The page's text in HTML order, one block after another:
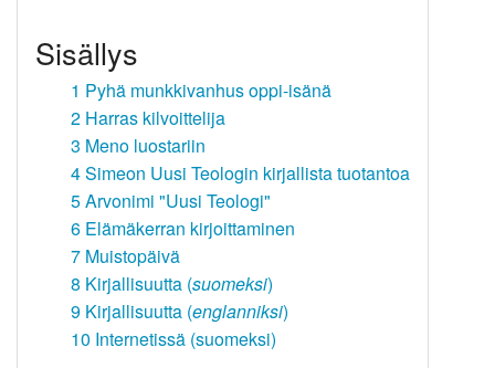
Sisällys
1 Pyhä munkkivanhus oppi-isänä
2 Harras kilvoittelija
3 Meno luostariin
4Simeon Uusi Teologin kirjallista tuotantoa
5Arvonimi "Uusi Teologi"
6 Elämäkerran kirjoittaminen
7 Muistopäivä
8 Kirjallisuutta (suomeksi)
9 Kirjallisuutta (englanniksi)
10 Internetissä (suomeksi)